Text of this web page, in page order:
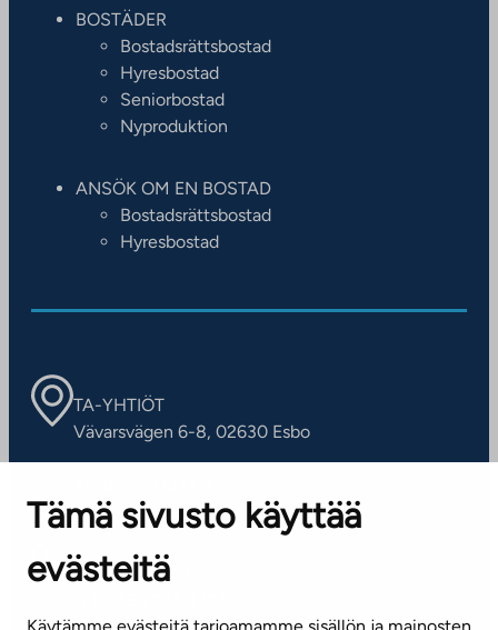
Tämä sivusto käyttää
evästeitä
BOSTÄDER
Bostadsrättsbostad
Hyresbostad
Seniorbostad
Nyproduktion
ANSÖK OM EN BOSTAD
Bostadsrättsbostad
Hyresbostad
TA-YHTIÖT
Vävarsvägen 6-8, 02630 Esbo
Kontaktinformation
KUNDSERVICE